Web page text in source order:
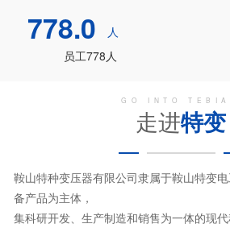
778.0
人
员工778人
GO INTO
走进特变
鞍山特种变压器有限公司隶属于鞍山特变
备产品为主体，
集科研开发、生产制造和销售为一体的现